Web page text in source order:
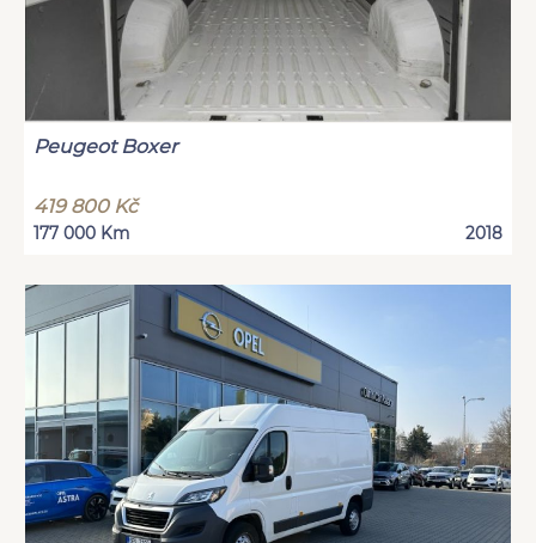
Peugeot Boxer
419 800 Kč
177 000 Km 2018